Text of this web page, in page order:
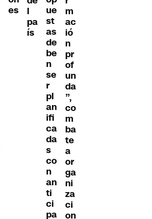
es
l
pa
ís
ue
st
as
de
be
n
se
r
pl
an
ifi
ca
da
s
co
n
an
ti
ci
pa
m
ac
ió
n
pr
of
un
da
”,
co
m
ba
te
a
or
ga
ni
za
ci
on